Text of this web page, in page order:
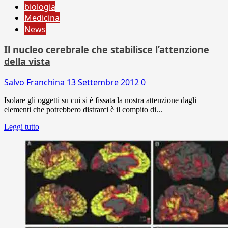
biologia
Medicina
News
Il nucleo cerebrale che stabilisce l’attenzione
della vista
Salvo Franchina 13 Settembre 20120
Isolare gli oggetti su cui si è fissata la nostra attenzione dagli
elementi che potrebbero distrarci è il compito di...
Leggi tutto